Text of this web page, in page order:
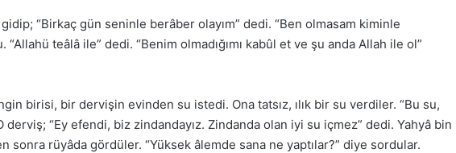
“Birkaç gün seninle berâber olayım” dedi. “Ben olmasam kiminle
“Allahü teâlâ ile” dedi. “Benim olmadığımı kabûl et ve şu anda Allah ile ol”
birisi, bir dervişin evinden su istedi. Ona tatsız, ılık bir su verdiler. “Bu su,
derviş; “Ey efendi, biz zindandayız. Zindanda olan iyi su içmez” dedi. Yahyâ bin
sonra rüyâda gördüler. “Yüksek âlemde sana ne yaptılar?” diye sordular.